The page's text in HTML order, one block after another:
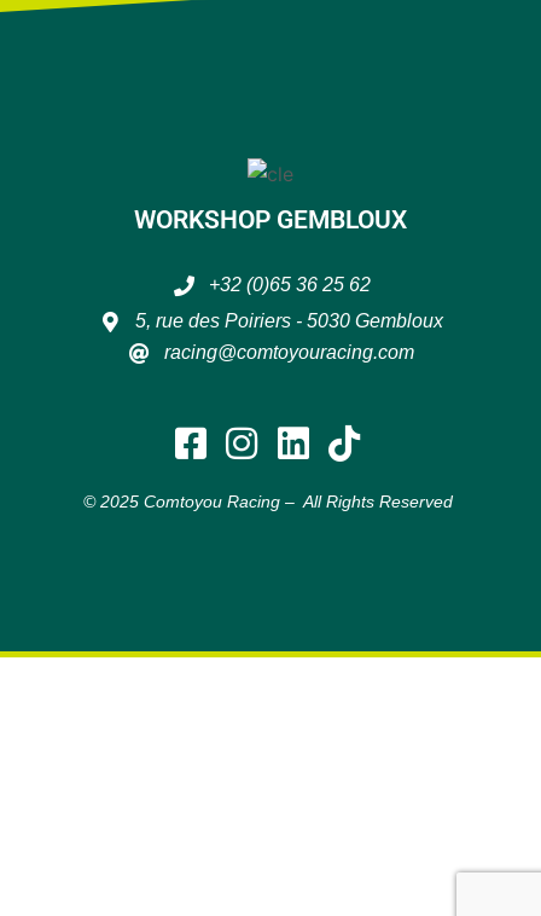
WORKSHOP GEMBLOUX
+32 (0)65 36 25 62
5, rue des Poiriers - 5030 Gembloux
racing@comtoyouracing.com
© 2025 Comtoyou Racing – All Rights Reserved